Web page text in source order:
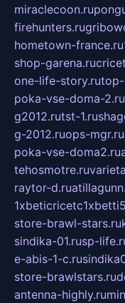
miraclecoon.ru
firehunters.ru
hometown-france.ru
shop-garena.ru
one-life-story.rutop-
poka-vse-doma-2.ru
g2012.rutst-1.ru
g-2012.ruops-mgr.ru
poka-vse-doma2.ru
tehosmotre.ru
raytor-d.ru
store-brawl-stars.ru
sindika-01.rusp-
e-abis-1-c.ru
store-brawlstars.ru
antenna-highly.ru